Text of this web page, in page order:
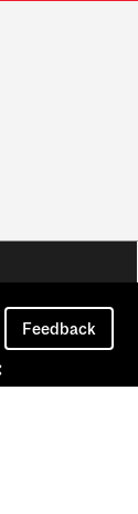
Feedback